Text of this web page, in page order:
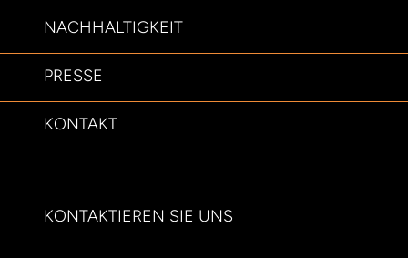
NACHHALTIGKEIT
PRESSE
KONTAKT
KONTAKTIEREN SIE UNS